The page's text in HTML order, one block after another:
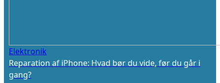
Elektronik
Reparation af iPhone: Hvad bør du vide, før du går i
gang?